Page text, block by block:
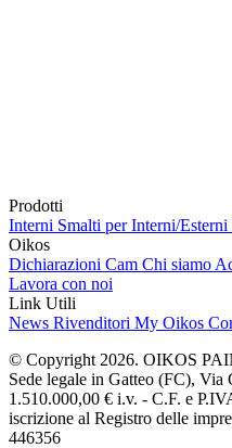
Prodotti
Interni Smalti per Interni/Esterni
Oikos
Dichiarazioni Cam Chi siamo
Lavora con noi
Link Utili
News Rivenditori My Oikos
© Copyright 2026. OIKOS
Sede legale in Gatteo (FC),
1.510.000,00 € i.v. - C.F. e
iscrizione al Registro delle
446356